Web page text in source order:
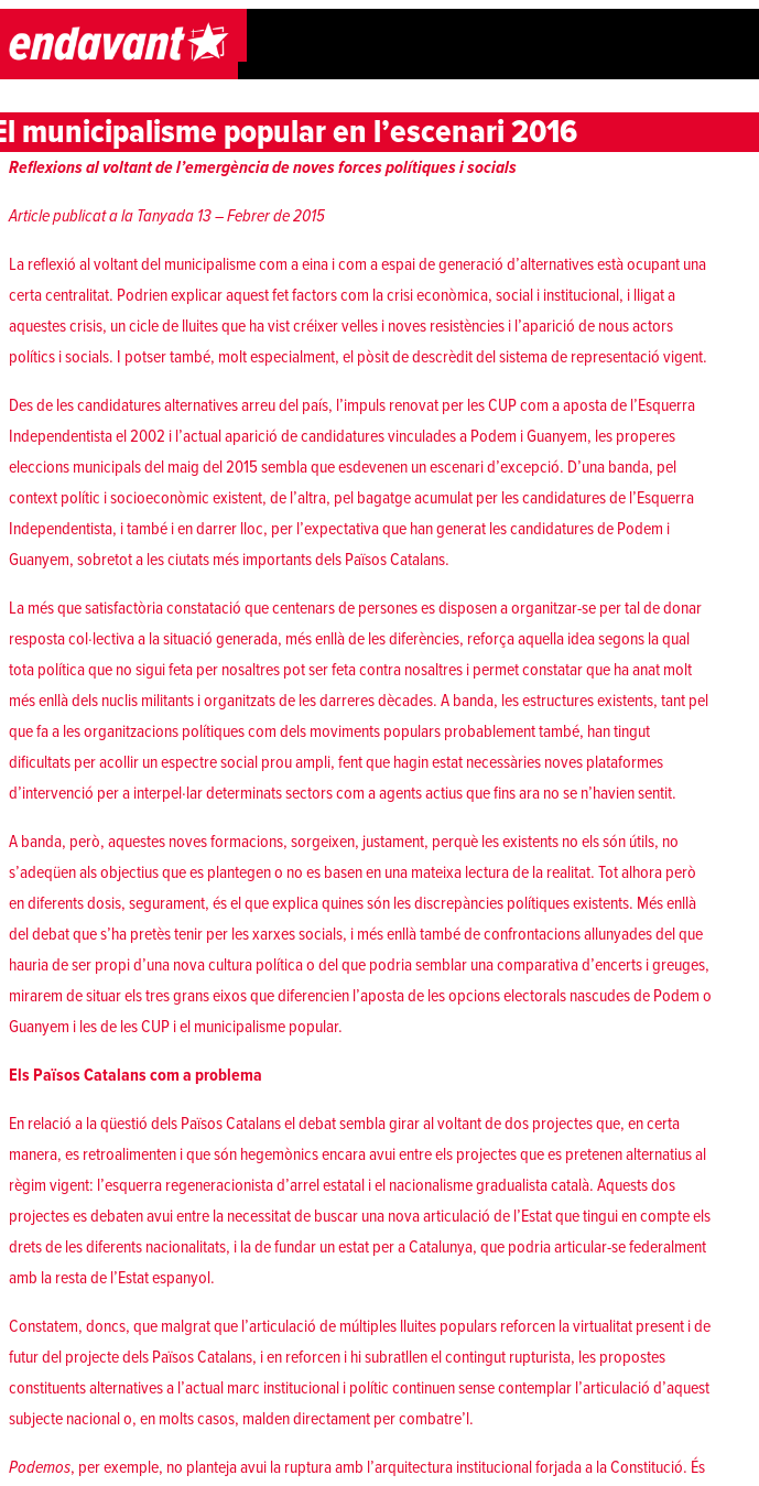
Skip to content
municipalisme popular en l’escenari 2016
Reflexions al voltant de l’emergència de noves forces polítiques i socials
Article publicat a la Tanyada 13 – Febrer de 2015
La reflexió al voltant del municipalisme com a eina i com a espai de generació d’alternatives està ocupant una
certa centralitat. Podrien explicar aquest fet factors com la crisi econòmica, social i institucional, i lligat a
aquestes crisis, un cicle de lluites que ha vist créixer velles i noves resistències i l’aparició de nous actors
polítics i socials. I potser també, molt especialment, el pòsit de descrèdit del sistema de representació vigent.
Des de les candidatures alternatives arreu del país, l’impuls renovat per les CUP com a aposta de l’Esquerra
Independentista el 2002 i l’actual aparició de candidatures vinculades a Podem i Guanyem, les properes
eleccions municipals del maig del 2015 sembla que esdevenen un escenari d’excepció. D’una banda, pel
context polític i socioeconòmic existent, de l’altra, pel bagatge acumulat per les candidatures de l’Esquerra
Independentista, i també i en darrer lloc, per l’expectativa que han generat les candidatures de Podem i
Guanyem, sobretot a les ciutats més importants dels Països Catalans.
La més que satisfactòria constatació que centenars de persones es disposen a organitzar-se per tal de donar
resposta col·lectiva a la situació generada, més enllà de les diferències, reforça aquella idea segons la qual
tota política que no sigui feta per nosaltres pot ser feta contra nosaltres i permet constatar que ha anat molt
més enllà dels nuclis militants i organitzats de les darreres dècades. A banda, les estructures existents, tant pel
que fa a les organitzacions polítiques com dels moviments populars probablement també, han tingut
dificultats per acollir un espectre social prou ampli, fent que hagin estat necessàries noves plataformes
d’intervenció per a interpel·lar determinats sectors com a agents actius que fins ara no se n’havien sentit.
A banda, però, aquestes noves formacions, sorgeixen, justament, perquè les existents no els són útils, no
s’adeqüen als objectius que es plantegen o no es basen en una mateixa lectura de la realitat. Tot alhora però
en diferents dosis, segurament, és el que explica quines són les discrepàncies polítiques existents. Més enllà
del debat que s’ha pretès tenir per les xarxes socials, i més enllà també de confrontacions allunyades del que
hauria de ser propi d’una nova cultura política o del que podria semblar una comparativa d’encerts i greuges,
mirarem de situar els tres grans eixos que diferencien l’aposta de les opcions electorals nascudes de Podem o
Guanyem i les de les CUP i el municipalisme popular.
Els Països Catalans com a problema
En relació a la qüestió dels Països Catalans el debat sembla girar al voltant de dos projectes que, en certa
manera, es retroalimenten i que són hegemònics encara avui entre els projectes que es pretenen alternatius al
règim vigent: l’esquerra regeneracionista d’arrel estatal i el nacionalisme gradualista català. Aquests dos
projectes es debaten avui entre la necessitat de buscar una nova articulació de l’Estat que tingui en compte els
drets de les diferents nacionalitats, i la de fundar un estat per a Catalunya, que podria articular-se federalment
amb la resta de l’Estat espanyol.
Constatem, doncs, que malgrat que l’articulació de múltiples lluites populars reforcen la virtualitat present i de
futur del projecte dels Països Catalans, i en reforcen i hi subratllen el contingut rupturista, les propostes
constituents alternatives a l’actual marc institucional i polític continuen sense contemplar l’articulació d’aquest
subjecte nacional o, en molts casos, malden directament per combatre’l.
Podemos, per exemple, no planteja avui la ruptura amb l’arquitectura institucional forjada a la Constitució. És